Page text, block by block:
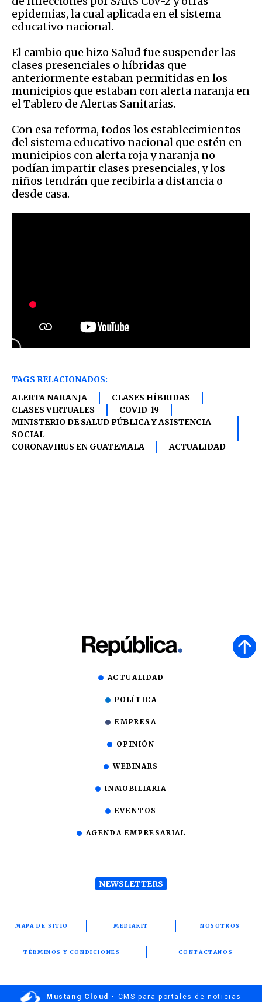
epidemias, la cual aplicada en el sistema
educativo nacional.
El cambio que hizo Salud fue suspender las
clases presenciales o híbridas que
anteriormente estaban permitidas en los
municipios que estaban con alerta naranja en
el Tablero de Alertas Sanitarias.
Con esa reforma, todos los establecimientos
del sistema educativo nacional que estén en
municipios con alerta roja y naranja no
podían impartir clases presenciales, y los
niños tendrán que recibirla a distancia o
desde casa.
TAGS RELACIONADOS:
ALERTA NARANJA
CLASES HÍBRIDAS
CLASES VIRTUALES
COVID-19
MINISTERIO DE SALUD PÚBLICA Y ASISTENCIA
SOCIAL
CORONAVIRUS EN GUATEMALA
ACTUALIDAD
ACTUALIDAD
POLÍTICA
EMPRESA
OPINIÓN
WEBINARS
INMOBILIARIA
EVENTOS
AGENDA EMPRESARIAL
NEWSLETTERS
MAPA DE SITIO MEDIAKIT NOSOTROS
TÉRMINOS Y CONDICIONES CONTÁCTANOS
Mustang Cloud - CMS para portales de noticias